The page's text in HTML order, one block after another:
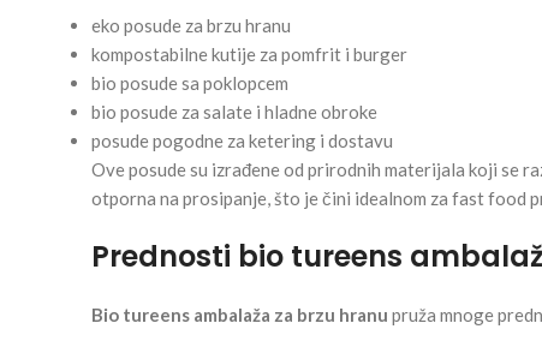
eko posude za brzu hranu
kompostabilne kutije za pomfrit i burger
bio posude sa poklopcem
bio posude za salate i hladne obroke
posude pogodne za ketering i dostavu
Ove posude su izrađene od prirodnih materijala koji se
otporna na prosipanje, što je čini idealnom za fast food
Prednosti bio tureens
Bio tureens ambalaža za brzu hranu pruža mnoge